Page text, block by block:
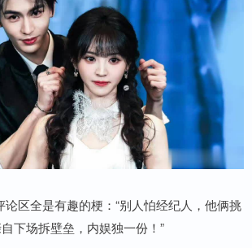
论区全是有趣的梗：“别人怕经纪人，他俩挑
下场拆壁垒，内娱独一份！”